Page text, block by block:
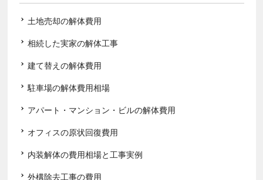
土地売却の解体費用
相続した実家の解体工事
建て替えの解体費用
駐車場の解体費用相場
アパート・マンション・ビルの解体費用
オフィスの原状回復費用
内装解体の費用相場と工事実例
外構除去工事の費用